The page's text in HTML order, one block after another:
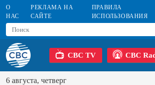
О
НАС
РЕКЛАМА НА
САЙТЕ
ПРАВИЛА
ИСПОЛЬЗОВАНИЯ
CBC TV CBC
6 августа, четверг